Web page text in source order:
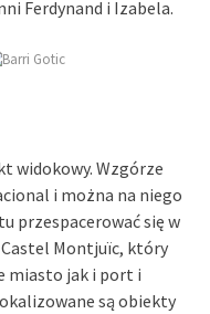
Ferdynand i Izabela.
widokowy. Wzgórze
i można na niego
przespacerować się w
Montjuïc, który
miasto jak i port i
są obiekty